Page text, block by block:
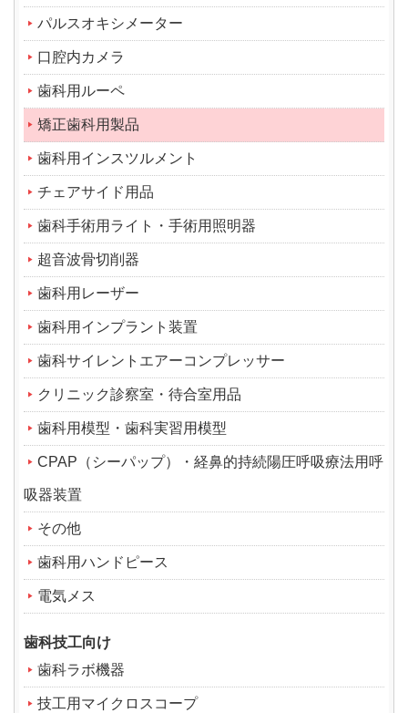
パルスオキシメーター
口腔内カメラ
歯科用ルーペ
矯正歯科用製品
歯科用インスツルメント
チェアサイド用品
歯科手術用ライト・手術用照明器
超音波骨切削器
歯科用レーザー
歯科用インプラント装置
歯科サイレントエアーコンプレッサー
クリニック診察室・待合室用品
歯科用模型・歯科実習用模型
CPAP（シーパップ）・経鼻的持続陽圧呼吸療法用呼
吸器装置
その他
歯科用ハンドピース
電気メス
歯科技工向け
歯科ラボ機器
技工用マイクロスコープ